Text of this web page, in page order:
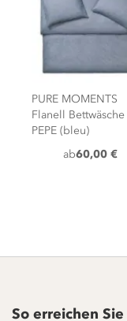
PURE MOMENTS
Flanell Bettwäsche
PEPE (bleu)
ab60,00 €
So erreichen Sie